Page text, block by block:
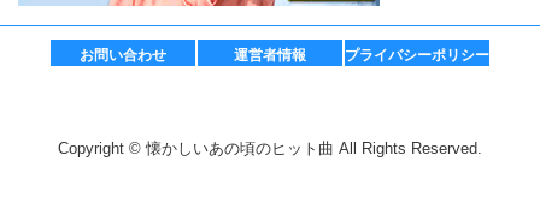
お問い合わせ 運営者情報 プライバシーポリシー
Copyright © 懐かしいあの頃のヒット曲 All Rights Reserved.